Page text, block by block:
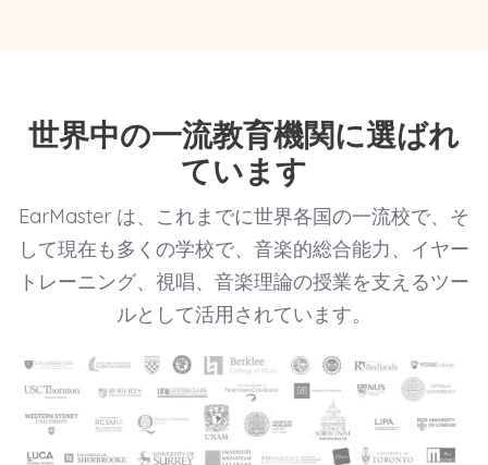
世界中の一流教育機関に選ばれ
ています
EarMaster は、これまでに世界各国の一流校で、そ
して現在も多くの学校で、音楽的総合能力、イヤー
トレーニング、視唱、音楽理論の授業を支えるツー
ルとして活用されています。